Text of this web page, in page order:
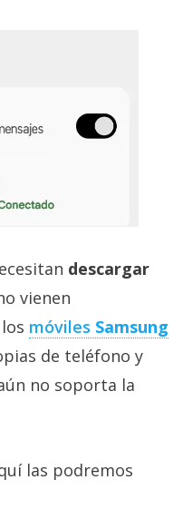
descargar
vienen
móviles Samsung
de teléfono y
no soporta la
las podremos